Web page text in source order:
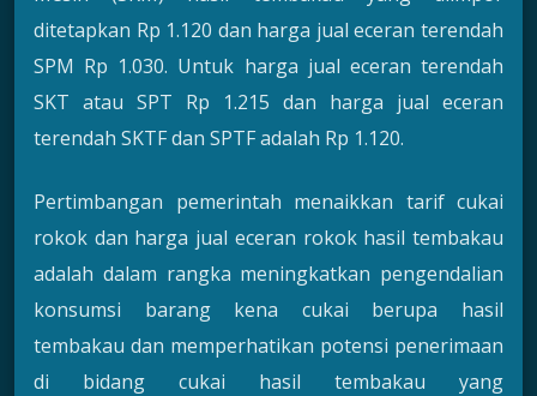
ditetapkan Rp 1.120 dan harga jual eceran terendah
SPM Rp 1.030. Untuk harga jual eceran terendah
SKT atau SPT Rp 1.215 dan harga jual eceran
terendah SKTF dan SPTF adalah Rp 1.120.
Pertimbangan pemerintah menaikkan tarif cukai
rokok dan harga jual eceran rokok hasil tembakau
adalah dalam rangka meningkatkan pengendalian
konsumsi barang kena cukai berupa hasil
tembakau dan memperhatikan potensi penerimaan
di bidang cukai hasil tembakau yang